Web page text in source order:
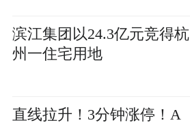
滨江集团以24.3亿元竞得杭
州一住宅用地
直线拉升！3分钟涨停！A